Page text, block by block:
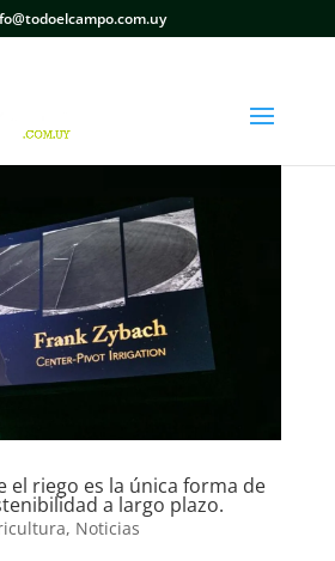
el riego es la única forma de
a largo plazo.
, Noticias